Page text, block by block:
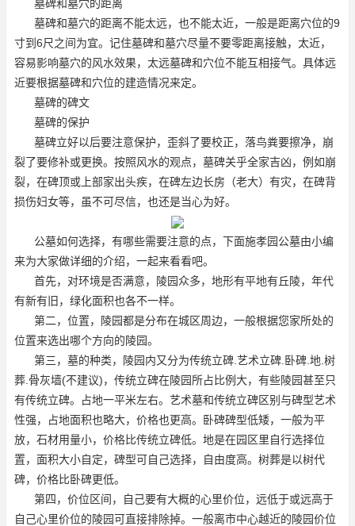
墓碑和墓穴的距离
墓碑和墓穴的距离不能太远，也不能太近，一般是距离穴位的9
寸到6尺之间为宜。记住墓碑和墓穴尽量不要零距离接触，太近，
容易影响墓穴的风水效果，太远墓碑和穴位不能互相接气。具体远
近要根据墓碑和穴位的建造情况来定。
墓碑的碑文
墓碑的保护
墓碑立好以后要注意保护，歪斜了要校正，落鸟粪要擦净，崩
裂了要修补或更换。按照风水的观点，墓碑关乎全家吉凶，例如崩
裂，在碑顶或上部家出头疾，在碑左边长房（老大）有灾，在碑背
损伤妇女等，虽不可尽信，也还是当心为好。
公墓如何选择，有哪些需要注意的点，下面施孝园公墓由小编
来为大家做详细的介绍，一起来看看吧。
首先，对环境是否满意，陵园众多，地形有平地有丘陵，年代
有新有旧，绿化面积也各不一样。
第二，位置，陵园都是分布在城区周边，一般根据您家所处的
位置来选出哪个方向的陵园。
第三，墓的种类，陵园内又分为传统立碑.艺术立碑.卧碑.地.树
葬.骨灰墙(不建议)，传统立碑在陵园所占比例大，有些陵园甚至只
有传统立碑。占地一平米左右。艺术墓和传统立碑区别与碑型艺术
性强，占地面积也略大，价格也更高。卧碑碑型低矮，一般为平
放，石材用量小，价格比传统立碑低。地是在园区里自行选择位
置，面积大小自定，碑型可自己选择，自由度高。树葬是以树代
碑，价格比卧碑更低。
第四，价位区间，自己要有大概的心里价位，远低于或远高于
自己心里价位的陵园可直接排除掉。一般离市中心越近的陵园价位